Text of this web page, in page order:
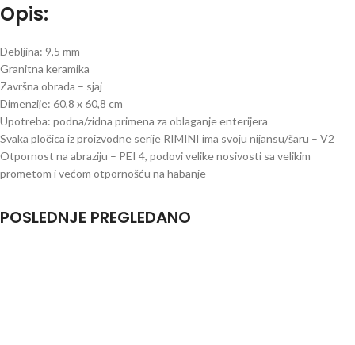
Opis:
Debljina: 9,5 mm
Granitna keramika
Završna obrada – sjaj
Dimenzije: 60,8 x 60,8 cm
Upotreba: podna/zidna primena za oblaganje enterijera
Svaka pločica iz proizvodne serije RIMINI ima svoju nijansu/šaru – V2
Otpornost na abraziju – PEI 4, podovi velike nosivosti sa velikim
prometom i većom otpornošću na habanje
POSLEDNJE PREGLEDANO